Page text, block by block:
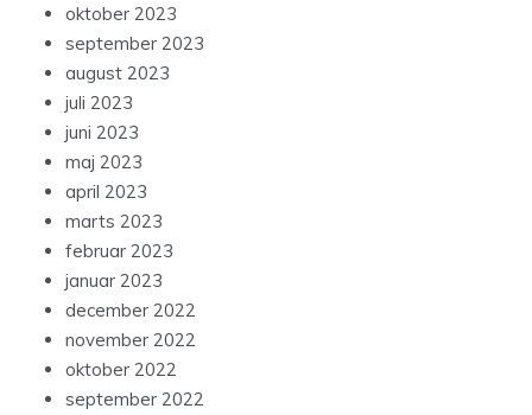
oktober 2023
september 2023
august 2023
juli 2023
juni 2023
maj 2023
april 2023
marts 2023
februar 2023
januar 2023
december 2022
november 2022
oktober 2022
september 2022